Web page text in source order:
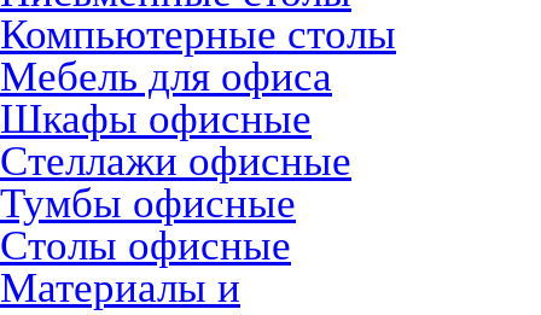
Компьютерные столы
Мебель для офиса
Шкафы офисные
Стеллажи офисные
Тумбы офисные
Столы офисные
Материалы и